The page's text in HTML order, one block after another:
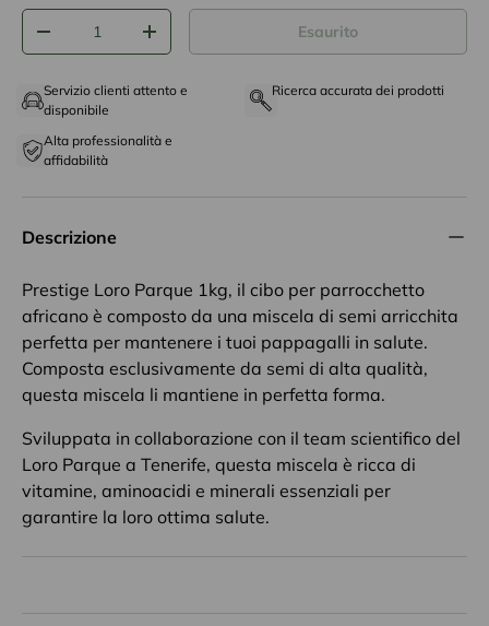
+ Esaurito
Servizio clienti attento e
disponibile
Ricerca accurata dei prodotti
Alta professionalità e
affidabilità
Descrizione
Prestige Loro Parque 1kg, il cibo per parrocchetto
africano è composto da una miscela di semi arricchita
perfetta per mantenere i tuoi pappagalli in salute.
Composta esclusivamente da semi di alta qualità,
questa miscela li mantiene in perfetta forma.
Sviluppata in collaborazione con il team scientifico del
Loro Parque a Tenerife, questa miscela è ricca di
vitamine, aminoacidi e minerali essenziali per
garantire la loro ottima salute.